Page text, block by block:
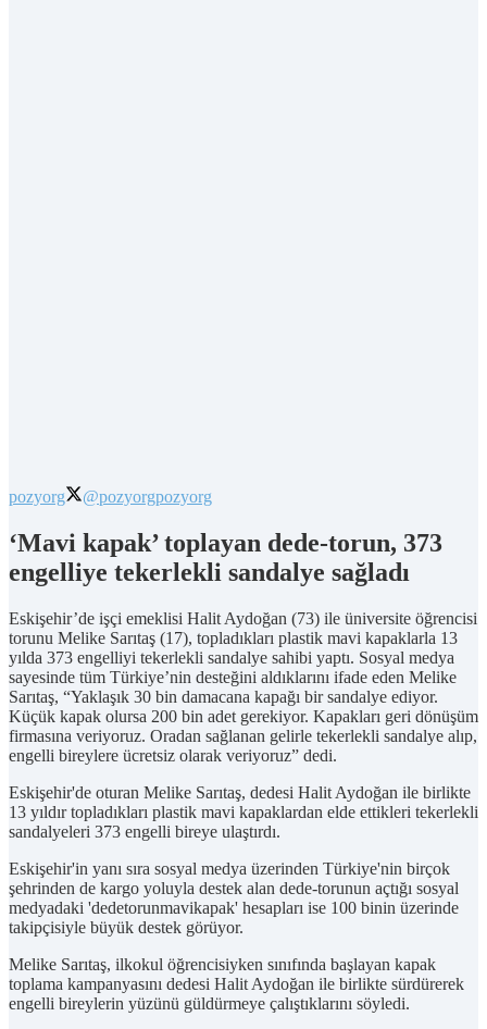
pozyorg @pozyorgpozyorg
‘Mavi kapak’ toplayan dede-torun, 373
engelliye tekerlekli sandalye sağladı
Eskişehir’de işçi emeklisi Halit Aydoğan (73) ile üniversite öğrencisi
torunu Melike Sarıtaş (17), topladıkları plastik mavi kapaklarla 13
yılda 373 engelliyi tekerlekli sandalye sahibi yaptı. Sosyal medya
sayesinde tüm Türkiye’nin desteğini aldıklarını ifade eden Melike
Sarıtaş, “Yaklaşık 30 bin damacana kapağı bir sandalye ediyor.
Küçük kapak olursa 200 bin adet gerekiyor. Kapakları geri dönüşüm
firmasına veriyoruz. Oradan sağlanan gelirle tekerlekli sandalye alıp,
engelli bireylere ücretsiz olarak veriyoruz” dedi.
Eskişehir'de oturan Melike Sarıtaş, dedesi Halit Aydoğan ile birlikte
13 yıldır topladıkları plastik mavi kapaklardan elde ettikleri tekerlekli
sandalyeleri 373 engelli bireye ulaştırdı.
Eskişehir'in yanı sıra sosyal medya üzerinden Türkiye'nin birçok
şehrinden de kargo yoluyla destek alan dede-torunun açtığı sosyal
medyadaki 'dedetorunmavikapak' hesapları ise 100 binin üzerinde
takipçisiyle büyük destek görüyor.
Melike Sarıtaş, ilkokul öğrencisiyken sınıfında başlayan kapak
toplama kampanyasını dedesi Halit Aydoğan ile birlikte sürdürerek
engelli bireylerin yüzünü güldürmeye çalıştıklarını söyledi.